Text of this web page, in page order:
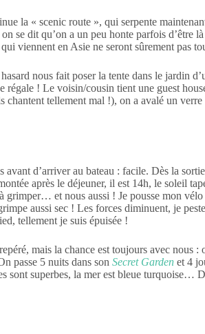
la « scenic route », qui serpente
se dit qu’on a un peu honte parfois
viennent en Asie ne seront sûrement pas
nous fait poser la tente dans le jardin
régale ! Le voisin/cousin tient une guest
chantent tellement mal !), on a avalé un
d’arriver au bateau : facile. Dès la
après le déjeuner, il est 14h, le soleil
grimper… et nous aussi ! Je pousse mon
aussi sec ! Les forces diminuent, je
tellement je suis épuisée !
mais la chance est toujours avec
passe 5 nuits dans son Secret Garden et 4
sont superbes, la mer est bleue turquoise…